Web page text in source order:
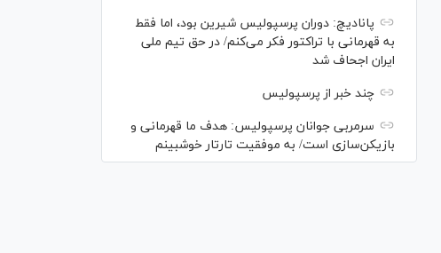
پانادیچ: دوران پرسپولیس شیرین بود، اما فقط
به قهرمانی با تراکتور فکر می‌کنم/ در حق تیم ملی
ایران اجحاف شد
چند خبر از پرسپولیس
سرمربی جوانان پرسپولیس: هدف ما قهرمانی و
بازیکن‌سازی است/ به موفقیت تارتار خوشبینم